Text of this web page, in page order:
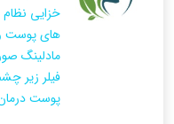
های پوست
مادلینگ
فیلر زیر
پوست درمان